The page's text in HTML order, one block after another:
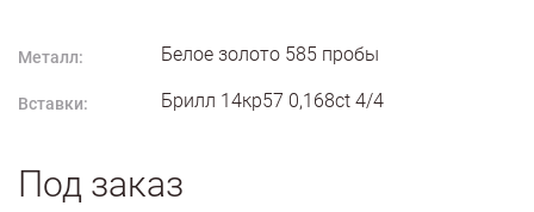
Металл: Белое золото 585 пробы
Вставки: Брилл 14кр57 0,168ct 4/4
Под заказ